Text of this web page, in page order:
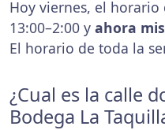
Hoy viernes, el horario
13:00–2:00 y ahora
El horario de toda la
¿Cual es la calle
Bodega La